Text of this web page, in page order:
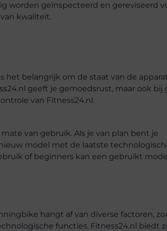
worden geïnspecteerd en gereviseerd
kwaliteit.
het belangrijk om de staat van de
geeft je gemoedsrust, maar ook bij
van Fitness24.nl.
van gebruik. Als je van plan bent je
model met de laatste
of beginners kan een gebruikt
hangt af van diverse factoren,
functies. Fitness24.nl biedt